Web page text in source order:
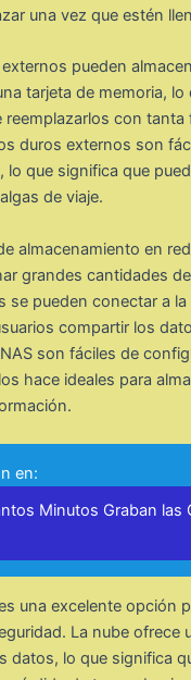
una vez que estén
pueden
tarjeta de memoria, lo
reemplazarlos con tanta
duros externos son
lo que significa que
de viaje.
almacenamiento en
grandes cantidades
se pueden conectar a
compartir los
son fáciles de
hace ideales para
en:
Minutos Graban las
una excelente opción
La nube ofrece
datos, lo que significa